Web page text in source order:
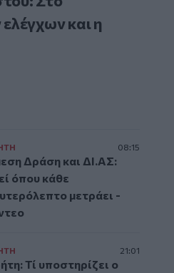
και η
08:15
Δράση και ΔΙ.ΑΣ:
όπου κάθε
μετράει -
21:01
Τί υποστηρίζει ο